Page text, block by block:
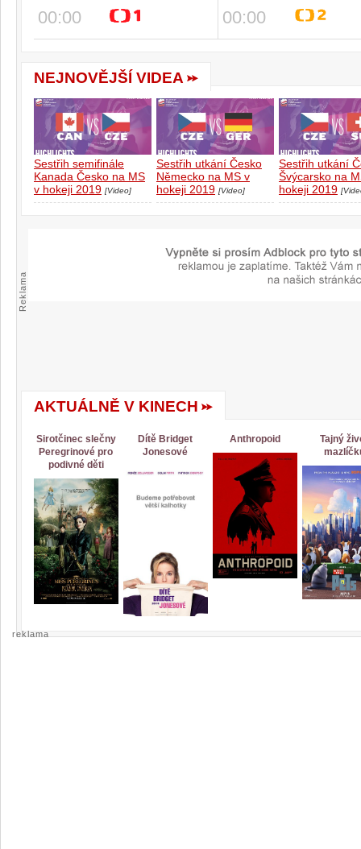
00:00 00:00
NEJNOVĚJŠÍ VIDEA
Sestřih semifinále
Kanada Česko na MS
v hokeji 2019 [Video]
Sestřih utkání Česko
Německo na MS v
hokeji 2019 [Video]
Sestřih utkání
Švýcarsko na
hokeji 2019
Reklama
AKTUÁLNĚ V KINECH
Sirotčinec slečny
Peregrinové pro
podivné děti
Dítě Bridget
Jonesové
Anthropoid
Tajný
reklama